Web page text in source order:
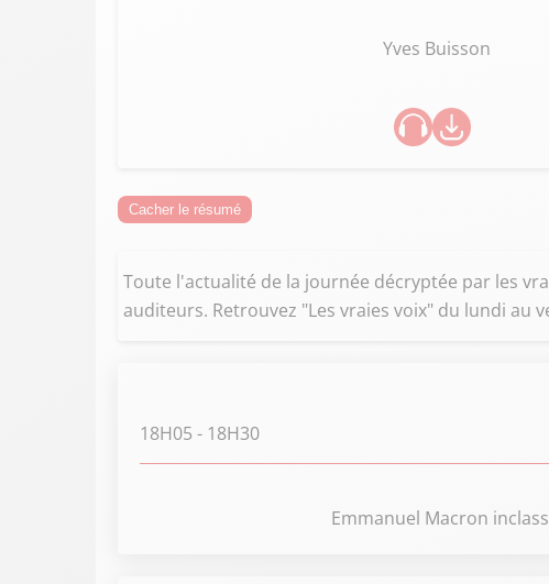
Yves Buisson
Cacher le résumé
Toute l'actualité de la journée décryptée par les
auditeurs. Retrouvez "Les vraies voix" du lundi au
18H05 - 18H30
Emmanuel Macron